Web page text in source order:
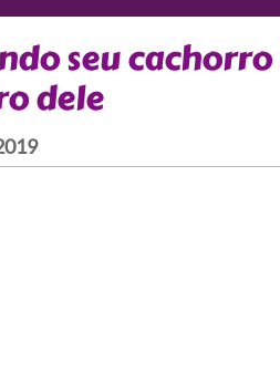
seu
dele